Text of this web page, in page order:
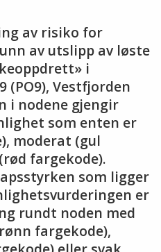
av risiko for
av utslipp av løste
i
(PO9), Vestfjorden
i nodene gjengir
som enten er
moderat (gul
fargekode).
som ligger
er
rundt noden med
fargekode),